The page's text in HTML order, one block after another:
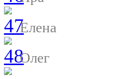
Елена
Олег